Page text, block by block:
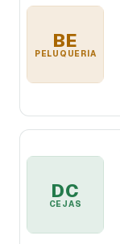
BE
PELUQUERÍA
DC
CEJAS